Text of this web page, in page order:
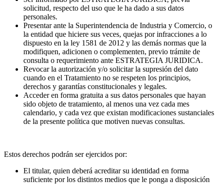
solicitud, respecto del uso que le ha dado a sus datos
personales.
Presentar ante la Superintendencia de Industria y Comercio, o
la entidad que hiciere sus veces, quejas por infracciones a lo
dispuesto en la ley 1581 de 2012 y las demás normas que la
modifiquen, adicionen o complementen, previo trámite de
consulta o requerimiento ante ESTRATEGIA JURIDICA.
Revocar la autorización y/o solicitar la supresión del dato
cuando en el Tratamiento no se respeten los principios,
derechos y garantías constitucionales y legales.
Acceder en forma gratuita a sus datos personales que hayan
sido objeto de tratamiento, al menos una vez cada mes
calendario, y cada vez que existan modificaciones sustanciales
de la presente política que motiven nuevas consultas.
Estos derechos podrán ser ejercidos por:
El titular, quien deberá acreditar su identidad en forma
suficiente por los distintos medios que le ponga a disposición